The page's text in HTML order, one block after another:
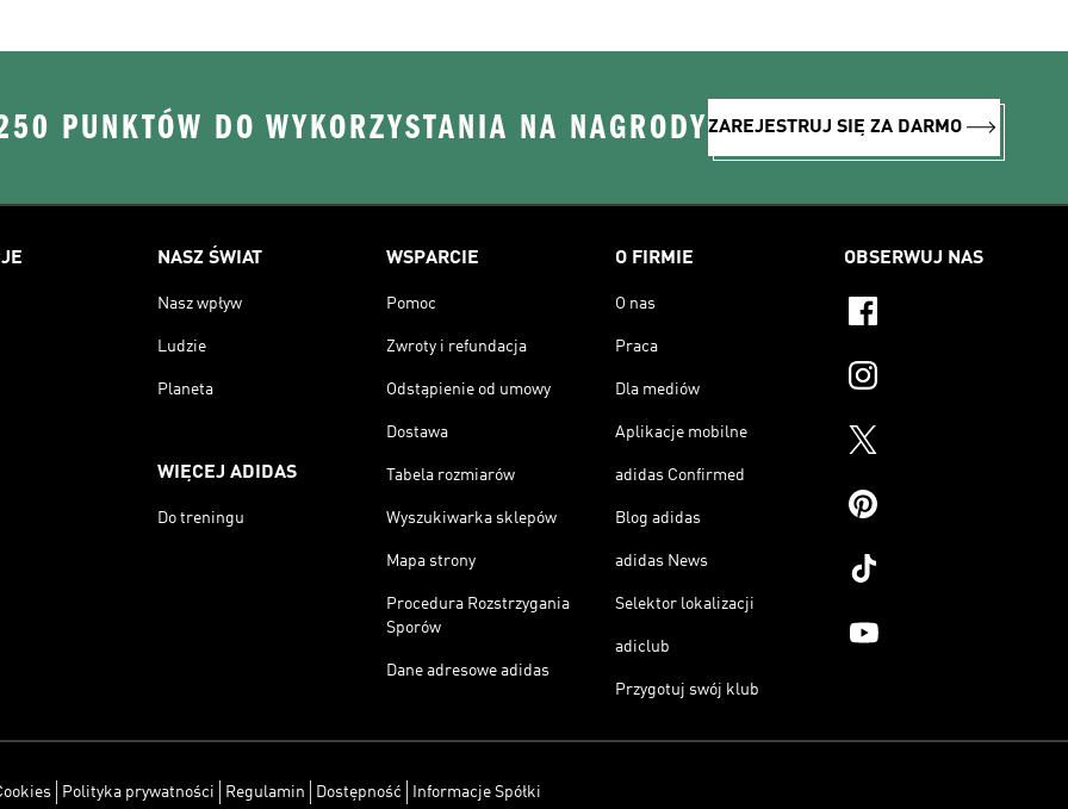
PUNKTÓW DO WYKORZYSTANIA NA NAGRODYZAREJESTRUJ SIĘ ZA DARMO
NASZ ŚWIAT
Nasz wpływ
Ludzie
Planeta
WIĘCEJ ADIDAS
Do treningu
WSPARCIE
Pomoc
Zwroty i refundacja
Odstąpienie od umowy
Dostawa
Tabela rozmiarów
Wyszukiwarka sklepów
Mapa strony
Procedura Rozstrzygania
Sporów
Dane adresowe adidas
O FIRMIE
O nas
Praca
Dla mediów
Aplikacje mobilne
adidas Confirmed
Blog adidas
adidas News
Selektor lokalizacji
adiclub
Przygotuj swój klub
OBSERWUJ NAS
Polityka prywatności Regulamin Dostępność Informacje Spółki